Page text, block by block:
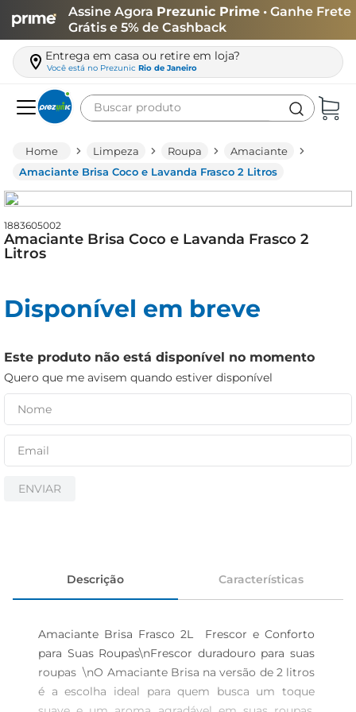
Assine Agora Prezunic Prime • Ganhe Frete
Grátis e 5% de Cashback
Entrega em casa ou retire em loja?
Você está no Prezunic Rio de Janeiro
Buscar produto
Limpeza Roupa
Amaciante
Amaciante Brisa Coco e Lavanda Frasco 2 Litros
1883605002
Amaciante Brisa Coco e Lavanda Frasco 2
Litros
Disponível em breve
Este produto não está disponível no momento
Quero que me avisem quando estiver disponível
ENVIAR
Descrição Características
Amaciante Brisa Frasco 2L  Frescor e Conforto
para Suas Roupas\nFrescor duradouro para suas
roupas  \nO Amaciante Brisa na versão de 2 litros
é a escolha ideal para quem busca um toque
leite
queijo
azeite
iogurte
papel higiênico
cerveja